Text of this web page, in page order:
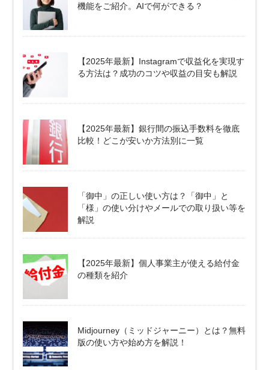
機能をご紹介。AIで何ができる？
【2025年最新】Instagramで収益化を実現す
る方法は？成功のコツや収益の目安も解説
【2025年最新】銀行間の振込手数料を徹底
比較！どこが安いか方法別に一覧
「御中」の正しい使い方は？「御中」と
「様」の使い分けやメールでの取り扱い等を
解説
【2025年最新】個人事業主が使える給付金
の種類を紹介
Midjourney（ミッドジャーニー）とは？無料
版の使い方や始め方を解説！